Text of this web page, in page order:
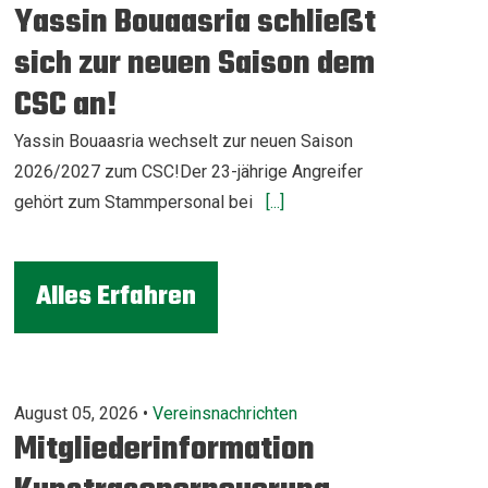
Yassin Bouaasria schließt
sich zur neuen Saison dem
CSC an!
Yassin Bouaasria wechselt zur neuen Saison
2026/2027 zum CSC!Der 23-jährige Angreifer
gehört zum Stammpersonal bei
[...]
Alles Erfahren
August 05, 2026 • Vereinsnachrichten
Mitgliederinformation